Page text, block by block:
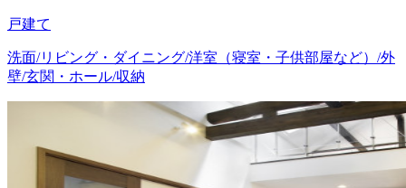
戸建て
洗面/リビング・ダイニング/洋室（寝室・子供部屋など）/外
壁/玄関・ホール/収納